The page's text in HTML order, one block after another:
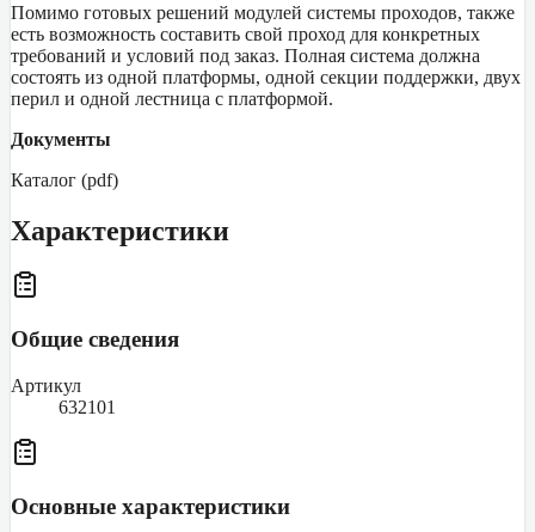
Помимо готовых решений модулей системы проходов, также
есть возможность составить свой проход для конкретных
требований и условий под заказ. Полная система должна
состоять из одной платформы, одной секции поддержки, двух
перил и одной лестница с платформой.
Документы
Каталог (pdf)
Характеристики
Общие сведения
Артикул
632101
Основные характеристики